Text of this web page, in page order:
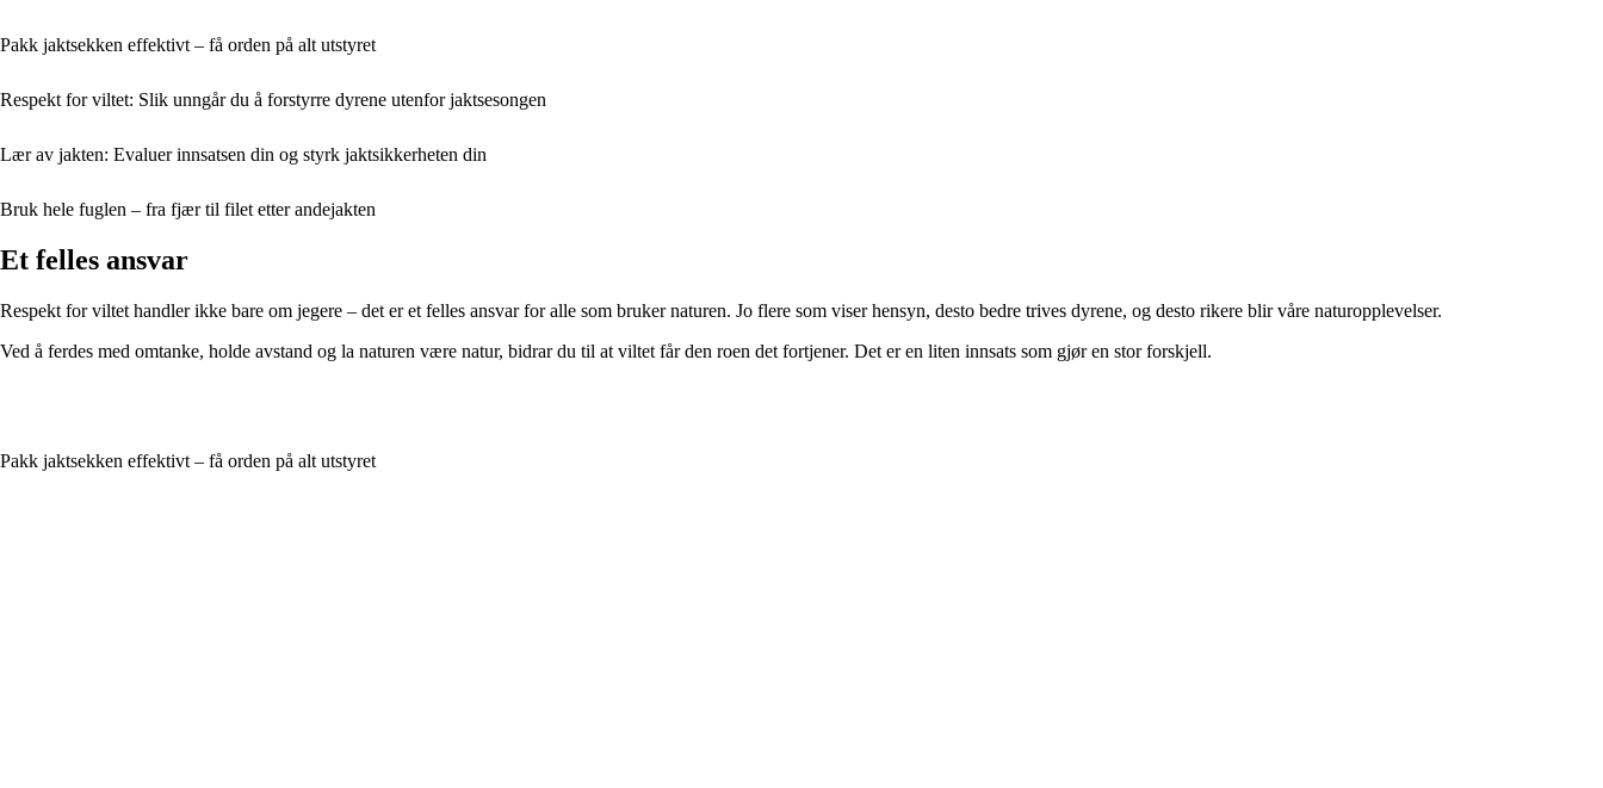
Pakk jaktsekken effektivt – få orden på alt utstyret
Respekt for viltet: Slik unngår du å forstyrre dyrene utenfor jaktsesongen
Lær av jakten: Evaluer innsatsen din og styrk jaktsikkerheten din
Bruk hele fuglen – fra fjær til filet etter andejakten
Et felles ansvar
Respekt for viltet handler ikke bare om jegere – det er et felles ansvar for alle som bruker naturen. Jo flere som viser hensyn, desto bedre trives dyrene, og desto rikere blir våre naturopplevelser.
Ved å ferdes med omtanke, holde avstand og la naturen være natur, bidrar du til at viltet får den roen det fortjener. Det er en liten innsats som gjør en stor forskjell.
Pakk jaktsekken effektivt – få orden på alt utstyret